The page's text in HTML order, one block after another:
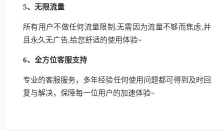
5、无限流量
所有用户不做任何流量限制,无需因为流量不够而焦虑,并
且永久无广告,给您舒适的使用体验~
6、全方位客服支持
专业的客服服务，多年经验任何使用问题都可得到及时回
复与解决，保障每一位用户的加速体验~